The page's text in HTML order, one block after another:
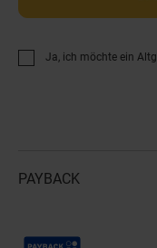
Ja, ich möchte ein
PAYBACK
Payback Punkte